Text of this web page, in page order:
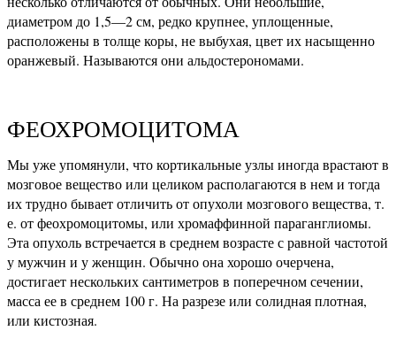
диаметром до 1,5—2 см, редко крупнее, уплощенные,
расположены в толще коры, не выбухая, цвет их насыщенно
оранжевый. Называются они альдостерономами.
ФЕОХРОМОЦИТОМА
Мы уже упомянули, что кортикальные узлы иногда врастают в
мозговое вещество или целиком располагаются в нем и тогда
их трудно бывает отличить от опухоли мозгового вещества, т.
е. от феохромоцитомы, или хромаффинной параганглиомы.
Эта опухоль встречается в среднем возрасте с равной частотой
у мужчин и у женщин. Обычно она хорошо очерчена,
достигает нескольких сантиметров в поперечном сечении,
масса ее в среднем 100 г. На разрезе или солидная плотная,
или кистозная.